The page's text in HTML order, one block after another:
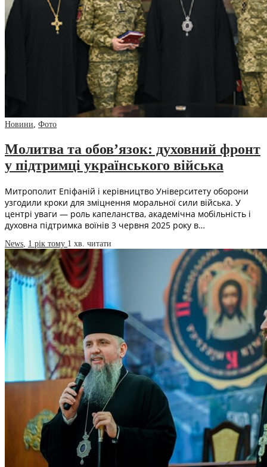
Новини, Фото
Молитва та обов’язок: духовний фронт
у підтримці українського війська
Митрополит Епіфаній і керівництво Університету оборони
узгодили кроки для зміцнення моральної сили війська. У
центрі уваги — роль капеланства, академічна мобільність і
духовна підтримка воїнів 3 червня 2025 року в…
News 1 рік тому 1 хв. читати